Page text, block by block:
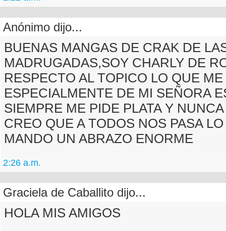
Anónimo dijo...
BUENAS MANGAS DE CRAK DE
MADRUGADAS,SOY CHARLY DE
RESPECTO AL TOPICO LO QUE
ESPECIALMENTE DE MI SEÑORA
SIEMPRE ME PIDE PLATA Y
CREO QUE A TODOS NOS PASA
MANDO UN ABRAZO ENORME
2:26 a.m.
Graciela de Caballito dijo...
HOLA MIS AMIGOS